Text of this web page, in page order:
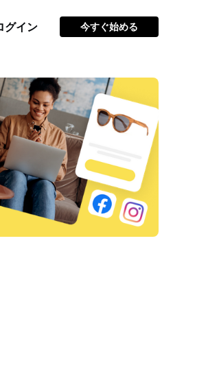
グイン 今すぐ始める